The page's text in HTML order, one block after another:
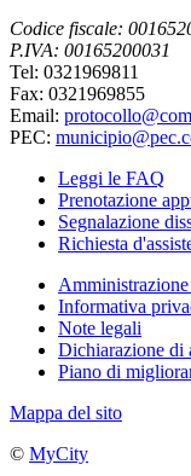
Codice fiscale:
P.IVA: 00165200031
Tel: 0321969811
Fax: 0321969855
Email:
PEC:
Leggi le FAQ
Prenotazione
Segnalazione
Richiesta
Amministrazione
Informativa
Note legali
Dichiarazione di
Piano di
Mappa del sito
© MyCity